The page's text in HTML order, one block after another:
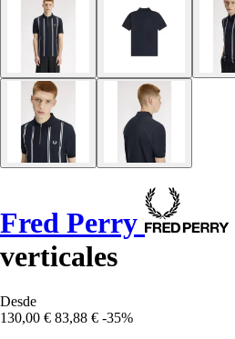
Fred Perry
verticales
Desde
130,00 € 83,88 € -35%